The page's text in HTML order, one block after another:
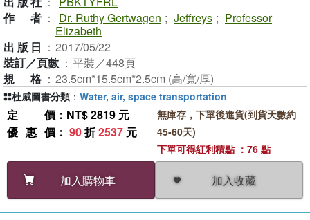
作者 ： Dr. Ruthy Gertwagen ; Jeffreys ; Professor
Elizabeth
出版日 ： 2017/05/22
裝訂／頁數 ： 平裝／448頁
規格 ： 23.5cm*15.5cm*2.5cm (高/寬/厚)
定價 ：NT$ 2819 元
優惠價 ： 90折2537 元
加入購物車 加入收藏
無庫存，下單後進貨(到貨天數約
45-60天)
下單可得紅利積點 ：76 點
杜威圖書分類 ： Water, air, space transportation